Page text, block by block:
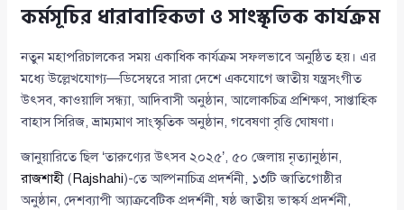
কর্মসূচির ধারাবাহিকতা ও সাংস্কৃতিক কার্যক্রম
নতুন মহাপরিচালকের সময় একাধিক কার্যক্রম সফলভাবে অনুষ্ঠিত হয়। এর
মধ্যে উল্লেখযোগ্য—ডিসেম্বরে সারা দেশে একযোগে জাতীয় যন্ত্রসংগীত
উৎসব, কাওয়ালি সন্ধ্যা, আদিবাসী অনুষ্ঠান, আলোকচিত্র প্রশিক্ষণ, সাপ্তাহিক
বাহাস সিরিজ, ভ্রাম্যমাণ সাংস্কৃতিক অনুষ্ঠান, গবেষণা বৃত্তি ঘোষণা।
জানুয়ারিতে ছিল ‘তারুণ্যের উৎসব ২০২৫’, ৫০ জেলায় নৃত্যানুষ্ঠান,
রাজশাহী ( Rajshahi)-তে আল্পনাচিত্র প্রদর্শনী, ১৩টি জাতিগোষ্ঠীর
অনুষ্ঠান, দেশব্যাপী অ্যাক্রবেটিক প্রদর্শনী, ষষ্ঠ জাতীয় ভাস্কর্য প্রদর্শনী,